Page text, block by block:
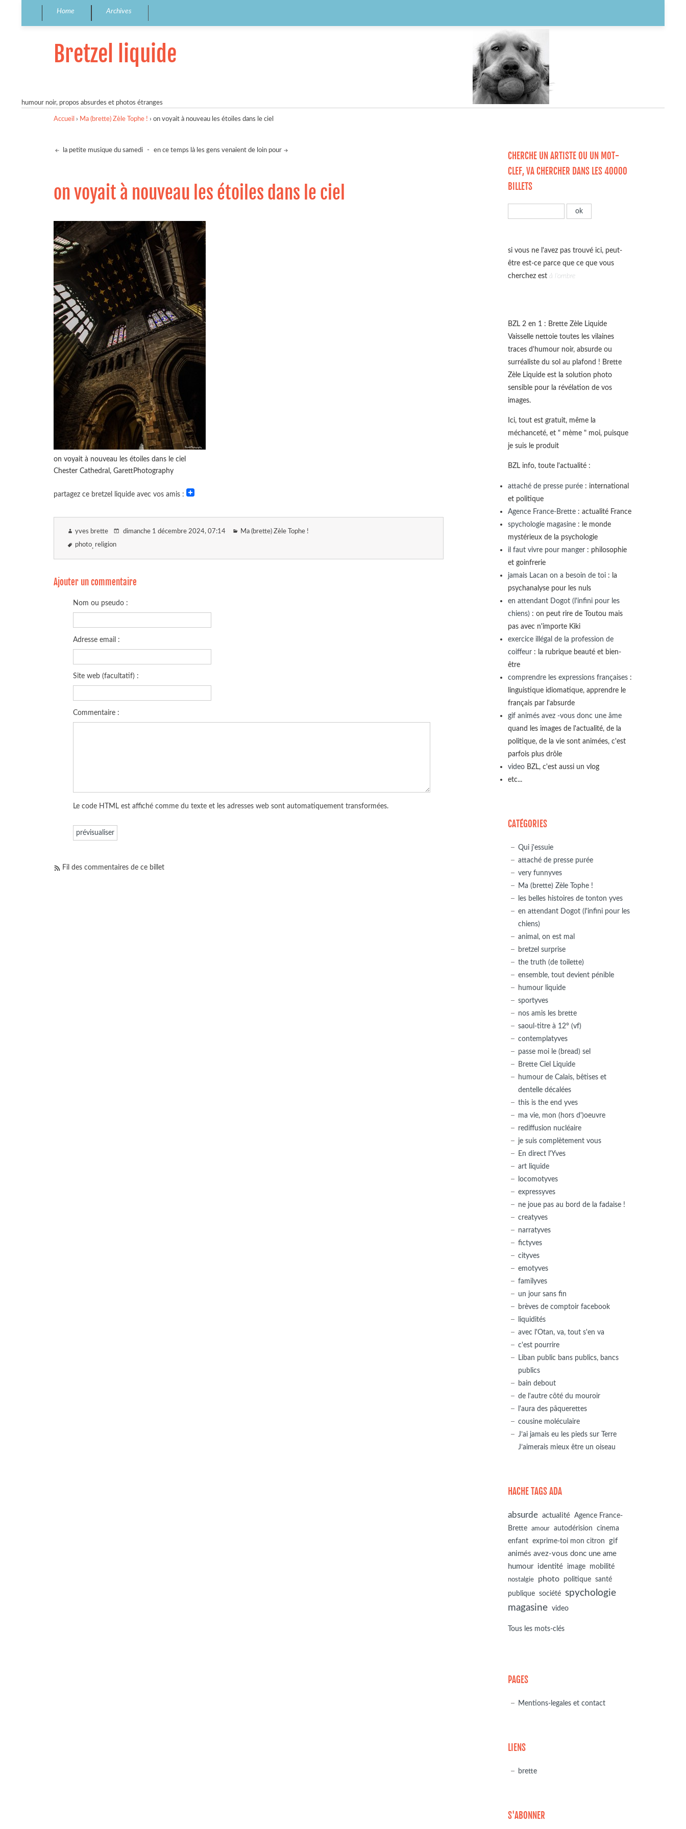
Home Archives
Bretzel liquide
humour noir, propos absurdes et photos étranges
Accueil › Ma (brette) Zèle Tophe ! › on voyait à nouveau les étoiles dans le ciel
la petite musique du samedi - en ce temps là les gens venaient de loin pour
on voyait à nouveau les étoiles dans le ciel
on voyait à nouveau les étoiles dans le ciel
Chester Cathedral, GarettPhotography
partagez ce bretzel liquide avec vos amis :
yves brette dimanche 1 décembre 2024, 07:14 Ma (brette) Zèle Tophe !
photo religion
Ajouter un commentaire
Nom ou pseudo :
Adresse email :
Site web (facultatif) :
Commentaire :
Le code HTML est affiché comme du texte et les adresses web sont automatiquement transformées.
Fil des commentaires de ce billet
CHERCHE UN ARTISTE OU UN MOT-
CLEF, VA CHERCHER DANS LES 40000
BILLETS
si vous ne l'avez pas trouvé ici, peut-
être est-ce parce que ce que vous
cherchez està l'ombre
BZL 2 en 1 : Brette Zèle Liquide
Vaisselle nettoie toutes les vilaines
traces d'humour noir, absurde ou
surréaliste du sol au plafond ! Brette
Zèle Liquide est la solution photo
sensible pour la révélation de vos
images.
Ici, tout est gratuit, même la
méchanceté, et " mème " moi, puisque
je suis le produit
BZL info, toute l'actualité :
attaché de presse purée : international
et politique
Agence France-Brette : actualité France
spychologie magasine : le monde
mystérieux de la psychologie
il faut vivre pour manger : philosophie
et goinfrerie
jamais Lacan on a besoin de toi : la
psychanalyse pour les nuls
en attendant Dogot (l'infini pour les
chiens) : on peut rire de Toutou mais
pas avec n'importe Kiki
exercice illégal de la profession de
coiffeur : la rubrique beauté et bien-
être
comprendre les expressions françaises :
linguistique idiomatique, apprendre le
français par l'absurde
gif animés avez -vous donc une âme
quand les images de l'actualité, de la
politique, de la vie sont animées, c'est
parfois plus drôle
video BZL, c'est aussi un vlog
etc...
CATÉGORIES
Qui j'essuie
attaché de presse purée
very funnyves
Ma (brette) Zèle Tophe !
les belles histoires de tonton yves
en attendant Dogot (l'infini pour les
chiens)
animal, on est mal
bretzel surprise
the truth (de toilette)
ensemble, tout devient pénible
humour liquide
sportyves
nos amis les brette
saoul-titre à 12° (vf)
contemplatyves
passe moi le (bread) sel
Brette Ciel Liquide
humour de Calais, bêtises et
dentelle décalées
this is the end yves
ma vie, mon (hors d')oeuvre
rediffusion nucléaire
je suis complètement vous
En direct l'Yves
art liquide
locomotyves
expressyves
ne joue pas au bord de la fadaise !
creatyves
narratyves
fictyves
cityves
emotyves
familyves
un jour sans fin
brèves de comptoir facebook
liquidités
avec l'Otan, va, tout s'en va
c'est pourrire
Liban public bans publics, bancs
publics
bain debout
de l'autre côté du mouroir
l'aura des pâquerettes
cousine moléculaire
J’ai jamais eu les pieds sur Terre
J’aimerais mieux être un oiseau
HACHE TAGS ADA
absurde actualité Agence France-
Brette
amour autodérision
cinema
enfant exprime-toi mon citron
gif
animés avez-vous donc une ame
humour identité image mobilité
nostalgie photo politique santé
publique société spychologie
magasine video
Tous les mots-clés
PAGES
Mentions-legales et contact
LIENS
brette
S'ABONNER